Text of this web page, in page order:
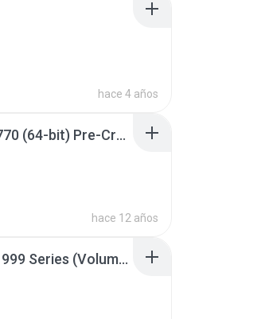
hace 4 años
Sony Vegas Pro 12.0.770 (64-bit) Pre-Cracked.zip
hace 12 años
Junior Miss Pageant 1999 Series (Volume I Part I NC 6).7z